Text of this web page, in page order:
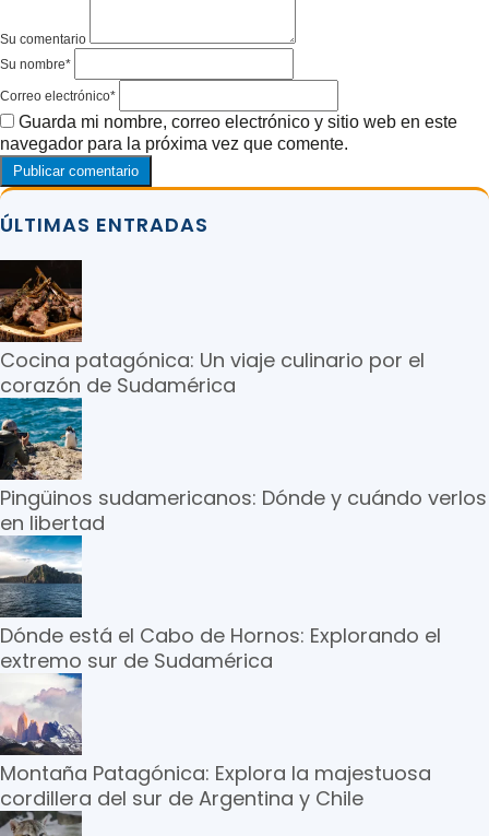
Su comentario
Su nombre*
Correo electrónico*
Guarda mi nombre, correo electrónico y sitio web en este
navegador para la próxima vez que comente.
ÚLTIMAS ENTRADAS
Cocina patagónica: Un viaje culinario por el
corazón de Sudamérica
Pingüinos sudamericanos: Dónde y cuándo verlos
en libertad
Dónde está el Cabo de Hornos: Explorando el
extremo sur de Sudamérica
Montaña Patagónica: Explora la majestuosa
cordillera del sur de Argentina y Chile